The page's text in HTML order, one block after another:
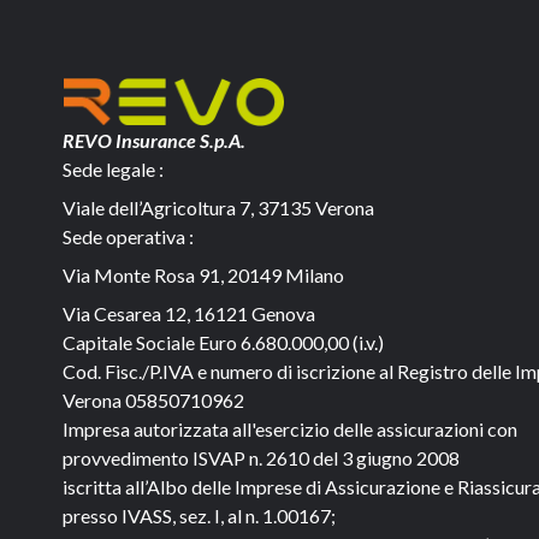
REVO Insurance S.p.A.
Sede legale :
Viale dell’Agricoltura 7, 37135 Verona
Sede operativa :
Via Monte Rosa 91, 20149 Milano
Via Cesarea 12, 16121 Genova
Capitale Sociale Euro 6.680.000,00 (i.v.)
Cod. Fisc./P.IVA e numero di iscrizione al Registro delle
Verona 05850710962
Impresa autorizzata all'esercizio delle assicurazioni con
provvedimento ISVAP n. 2610 del 3 giugno 2008
iscritta all’Albo delle Imprese di Assicurazione e
presso IVASS, sez. I, al n. 1.00167;